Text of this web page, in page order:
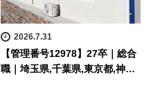
2026.7.31
【管理番号12978】27卒｜総合
職｜埼玉県,千葉県,東京都,神…